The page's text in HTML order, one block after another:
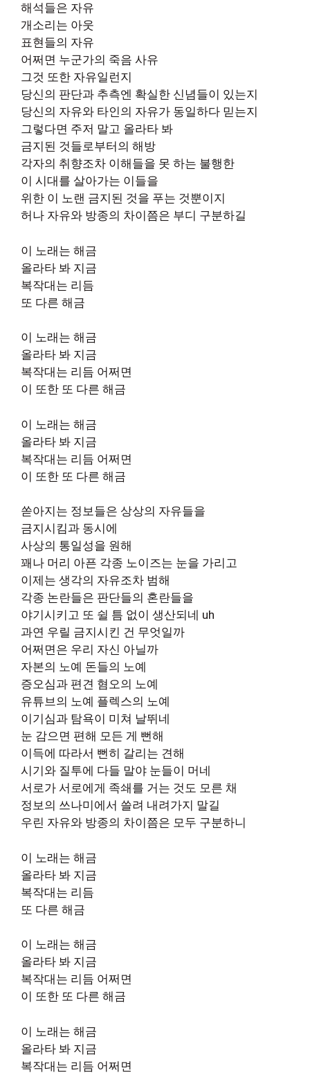
해석들은 자유
개소리는 아웃
표현들의 자유
어쩌면 누군가의 죽음 사유
그것 또한 자유일런지
당신의 판단과 추측엔 확실한 신념들이 있는지
당신의 자유와 타인의 자유가 동일하다 믿는지
그렇다면 주저 말고 올라타 봐
금지된 것들로부터의 해방
각자의 취향조차 이해들을 못 하는 불행한
이 시대를 살아가는 이들을
위한 이 노랜 금지된 것을 푸는 것뿐이지
허나 자유와 방종의 차이쯤은 부디 구분하길
이 노래는 해금
올라타 봐 지금
복작대는 리듬
또 다른 해금
이 노래는 해금
올라타 봐 지금
복작대는 리듬 어쩌면
이 또한 또 다른 해금
이 노래는 해금
올라타 봐 지금
복작대는 리듬 어쩌면
이 또한 또 다른 해금
쏟아지는 정보들은 상상의 자유들을
금지시킴과 동시에
사상의 통일성을 원해
꽤나 머리 아픈 각종 노이즈는 눈을 가리고
이제는 생각의 자유조차 범해
각종 논란들은 판단들의 혼란들을
야기시키고 또 쉴 틈 없이 생산되네 uh
과연 우릴 금지시킨 건 무엇일까
어쩌면은 우리 자신 아닐까
자본의 노예 돈들의 노예
증오심과 편견 혐오의 노예
유튜브의 노예 플렉스의 노예
이기심과 탐욕이 미쳐 날뛰네
눈 감으면 편해 모든 게 뻔해
이득에 따라서 뻔히 갈리는 견해
시기와 질투에 다들 말야 눈들이 머네
서로가 서로에게 족쇄를 거는 것도 모른 채
정보의 쓰나미에서 쓸려 내려가지 말길
우린 자유와 방종의 차이쯤은 모두 구분하니
이 노래는 해금
올라타 봐 지금
복작대는 리듬
또 다른 해금
이 노래는 해금
올라타 봐 지금
복작대는 리듬 어쩌면
이 또한 또 다른 해금
이 노래는 해금
올라타 봐 지금
복작대는 리듬 어쩌면